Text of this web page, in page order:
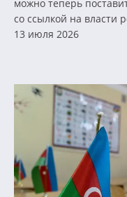
можно теперь
со ссылкой на власти
13 июля 2026